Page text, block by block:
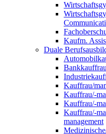
Kaufm.
Duale
Kauffrau/
Kauffrau/-
Kauffrau/-
Kauffrau/-
manage­ment